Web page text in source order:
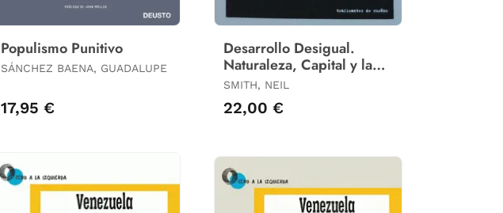
Populismo Punitivo
SÁNCHEZ BAENA, GUADALUPE
17,95 €
Desarrollo Desigual.
Naturaleza, Capital y la
Produccion del Espacio
SMITH, NEIL
22,00 €